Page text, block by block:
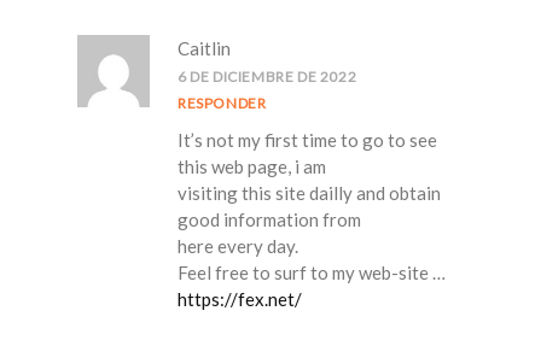
Caitlin
6 DE DICIEMBRE DE 2022
RESPONDER
It’s not my first time to go to see
this web page, i am
visiting this site dailly and obtain
good information from
here every day.
Feel free to surf to my web-site …
https://fex.net/